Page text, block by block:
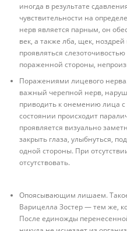
иногда в результате
чувствительности на
нерв является парным, он
век, а также лба, щек,
проявляться
пораженной стороны,
Поражениями лицевого
важный черепной нерв,
приводить к онемению лица
состоянии происходит
проявляется визуально
закрыть глаза, улыбнуться,
одной стороны. При
отсутствовать.
Опоясывающим лишаем.
Варицелла Зостер — тем же,
После единожды